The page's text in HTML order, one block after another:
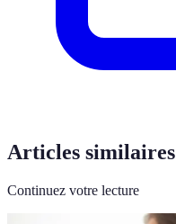
Articles similaires
Continuez votre lecture